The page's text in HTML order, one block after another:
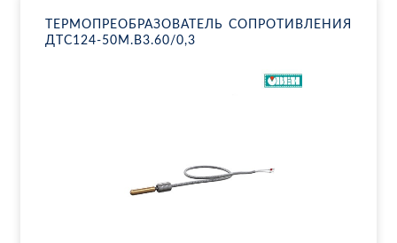
ТЕР­МО­ПРЕ­ОБ­РА­ЗО­ВА­ТЕЛЬ СО­ПРО­ТИВ­ЛЕ­НИЯ
ДТ­С124-50М.В3.60/0,3